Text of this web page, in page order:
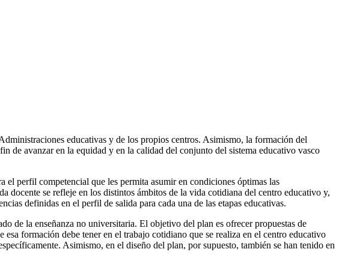
educativas y de los propios centros. Asimismo, la formación del
de avanzar en la equidad y en la calidad del conjunto del sistema educativo vasco
perfil competencial que les permita asumir en condiciones óptimas las
docente se refleje en los distintos ámbitos de la vida cotidiana del centro educativo y,
definidas en el perfil de salida para cada una de las etapas educativas.
de la enseñanza no universitaria. El objetivo del plan es ofrecer propuestas de
formación debe tener en el trabajo cotidiano que se realiza en el centro educativo
Asimismo, en el diseño del plan, por supuesto, también se han tenido en